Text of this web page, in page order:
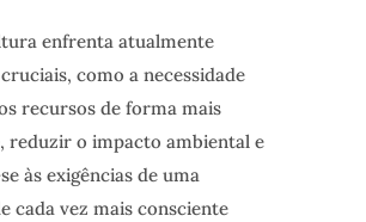
enfrenta atualmente
como a necessidade
recursos de forma mais
reduzir o impacto ambiental e
às exigências de uma
cada vez mais consciente